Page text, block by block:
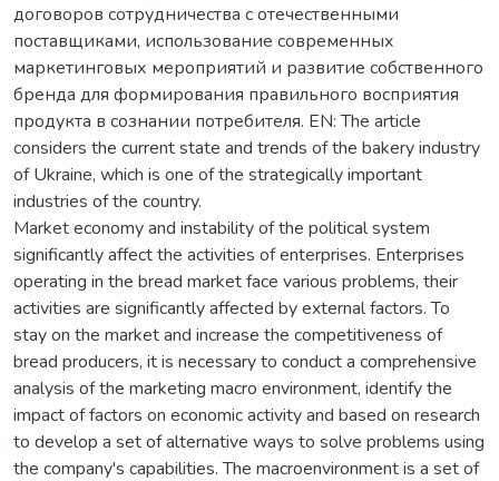
договоров сотрудничества с отечественными
поставщиками, использование современных
маркетинговых мероприятий и развитие собственного
бренда для формирования правильного восприятия
продукта в сознании потребителя. EN: The article
considers the current state and trends of the bakery industry
of Ukraine, which is one of the strategically important
industries of the country.
Market economy and instability of the political system
significantly affect the activities of enterprises. Enterprises
operating in the bread market face various problems, their
activities are significantly affected by external factors. To
stay on the market and increase the competitiveness of
bread producers, it is necessary to conduct a comprehensive
analysis of the marketing macro environment, identify the
impact of factors on economic activity and based on research
to develop a set of alternative ways to solve problems using
the company's capabilities. The macroenvironment is a set of